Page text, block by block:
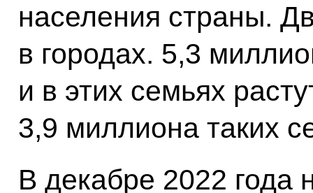
населения страны.
в городах. 5,3
и в этих семьях
3,9 миллиона таких
В декабре 2022 года